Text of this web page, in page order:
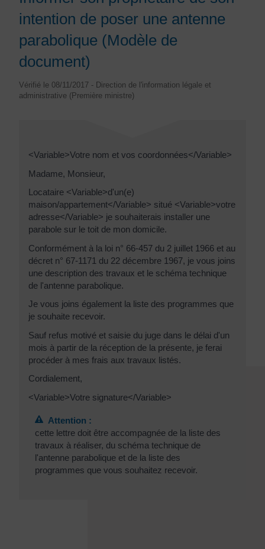
intention de poser une antenne
parabolique (Modèle de
document)
Vérifié le 08/11/2017 - Direction de l'information légale et
administrative (Première ministre)
<Variable>Votre nom et vos coordonnées</Variable>
Madame, Monsieur,
Locataire <Variable>d'un(e)
maison/appartement</Variable> situé <Variable>votre
adresse</Variable> je souhaiterais installer une
parabole sur le toit de mon domicile.
Conformément à la loi n° 66-457 du 2 juillet 1966 et au
décret n° 67-1171 du 22 décembre 1967, je vous joins
une description des travaux et le schéma technique
de l'antenne parabolique.
Je vous joins également la liste des programmes que
je souhaite recevoir.
Sauf refus motivé et saisie du juge dans le délai d'un
mois à partir de la réception de la présente, je ferai
procéder à mes frais aux travaux listés.
Cordialement,
<Variable>Votre signature</Variable>
Attention :
cette lettre doit être accompagnée de la liste des
travaux à réaliser, du schéma technique de
l'antenne parabolique et de la liste des
programmes que vous souhaitez recevoir.